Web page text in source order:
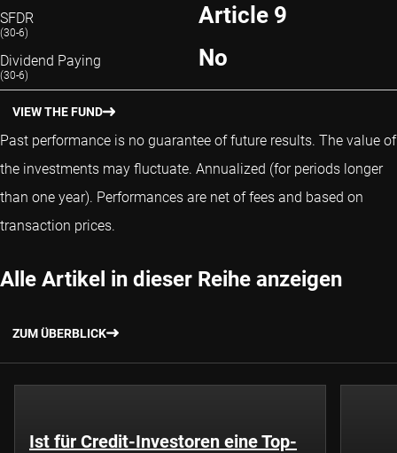
SFDR
(30-6)
Article 9
Dividend Paying
(30-6)
No
VIEW THE FUND
Past performance is no guarantee of future results. The value of
the investments may fluctuate. Annualized (for periods longer
than one year). Performances are net of fees and based on
transaction prices.
Alle Artikel in dieser Reihe anzeigen
ZUM ÜBERBLICK
Ist für Credit-Investoren eine Top-